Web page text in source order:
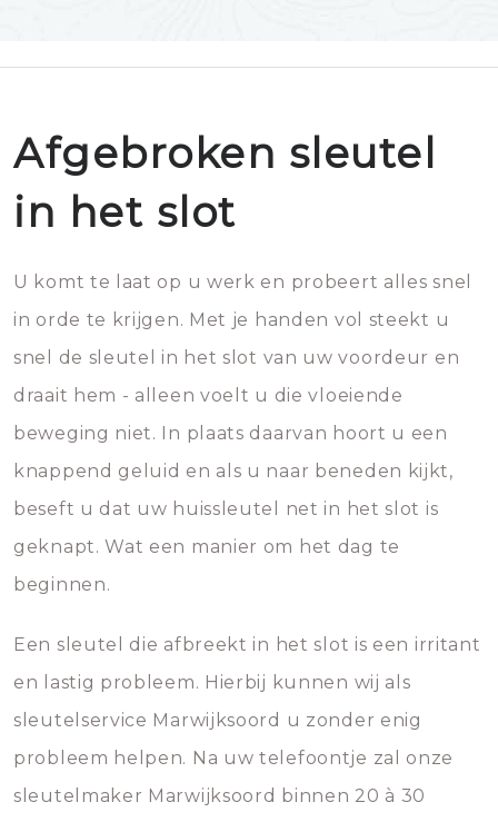
Afgebroken sleutel
in het slot
U komt te laat op u werk en probeert alles snel
in orde te krijgen. Met je handen vol steekt u
snel de sleutel in het slot van uw voordeur en
draait hem - alleen voelt u die vloeiende
beweging niet. In plaats daarvan hoort u een
knappend geluid en als u naar beneden kijkt,
beseft u dat uw huissleutel net in het slot is
geknapt. Wat een manier om het dag te
beginnen.
Een sleutel die afbreekt in het slot is een irritant
en lastig probleem. Hierbij kunnen wij als
sleutelservice Marwijksoord u zonder enig
probleem helpen. Na uw telefoontje zal onze
sleutelmaker Marwijksoord binnen 20 à 30